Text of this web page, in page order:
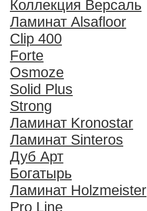
Коллекция Версаль
Ламинат Alsafloor
Clip 400
Forte
Osmoze
Solid Plus
Strong
Ламинат Kronostar
Ламинат Sinteros
Дуб Арт
Богатырь
Ламинат Holzmeister
Pro Line